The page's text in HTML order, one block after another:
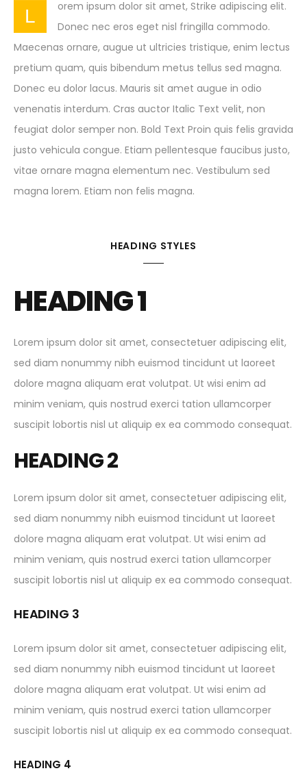
L
orem ipsum dolor sit amet, Strike adipiscing elit.
Donec nec eros eget nisl fringilla commodo.
Maecenas ornare, augue ut ultricies tristique, enim lectus
pretium quam, quis bibendum metus tellus sed magna.
Donec eu dolor lacus. Mauris sit amet augue in odio
venenatis interdum. Cras auctor Italic Text velit, non
feugiat dolor semper non. Bold Text Proin quis felis gravida
justo vehicula congue. Etiam pellentesque faucibus justo,
vitae ornare magna elementum nec. Vestibulum sed
magna lorem. Etiam non felis magna.
HEADING STYLES
HEADING 1
Lorem ipsum dolor sit amet, consectetuer adipiscing elit,
sed diam nonummy nibh euismod tincidunt ut laoreet
dolore magna aliquam erat volutpat. Ut wisi enim ad
minim veniam, quis nostrud exerci tation ullamcorper
suscipit lobortis nisl ut aliquip ex ea commodo consequat.
HEADING 2
Lorem ipsum dolor sit amet, consectetuer adipiscing elit,
sed diam nonummy nibh euismod tincidunt ut laoreet
dolore magna aliquam erat volutpat. Ut wisi enim ad
minim veniam, quis nostrud exerci tation ullamcorper
suscipit lobortis nisl ut aliquip ex ea commodo consequat.
HEADING 3
Lorem ipsum dolor sit amet, consectetuer adipiscing elit,
sed diam nonummy nibh euismod tincidunt ut laoreet
dolore magna aliquam erat volutpat. Ut wisi enim ad
minim veniam, quis nostrud exerci tation ullamcorper
suscipit lobortis nisl ut aliquip ex ea commodo consequat.
HEADING 4